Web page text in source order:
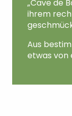
„Cave de
ihrem
Aus
etwas von